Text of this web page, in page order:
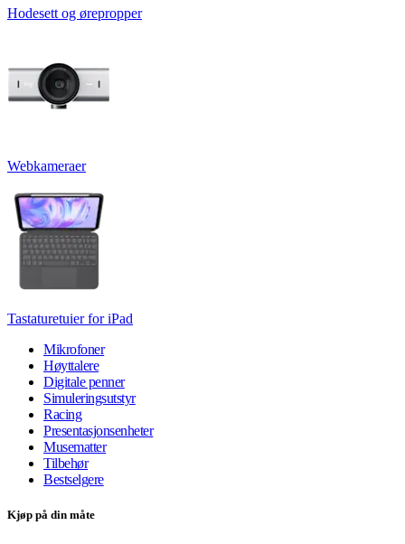
Hodesett og ørepropper
Webkameraer
Tastaturetuier for iPad
Mikrofoner
Høyttalere
Digitale penner
Simuleringsutstyr
Racing
Presentasjonsenheter
Musematter
Tilbehør
Bestselgere
Kjøp på din måte